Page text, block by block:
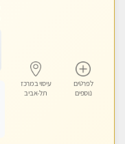
לפרטים
נוספים
עיסוי במרכז
תל-אביב